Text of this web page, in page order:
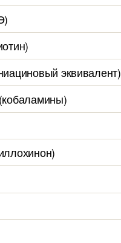
эквивалент)